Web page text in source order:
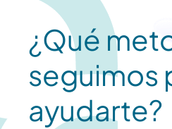
¿Qué
seguimos
ayudarte?